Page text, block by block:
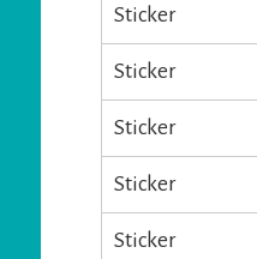
Sticker
Sticker
Sticker
Sticker
Sticker